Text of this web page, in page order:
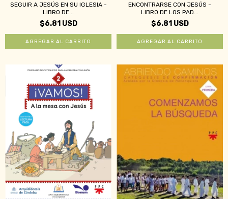
SEGUIR A JESÚS EN SU IGLESIA -
LIBRO DE...
$6.81 USD
ENCONTRARSE CON JESÚS -
LIBRO DE LOS PAD...
$6.81 USD